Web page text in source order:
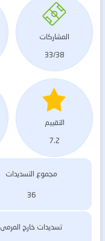
المشاركات
33/38
التقييم
7.2
مجموع التسديدات
36
تسديدات خارج المرمى